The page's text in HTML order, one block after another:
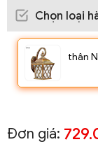
Chọn loại
thân
Đơn giá: